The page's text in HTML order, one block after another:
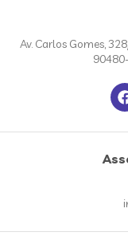
Av. Carlos Gomes,